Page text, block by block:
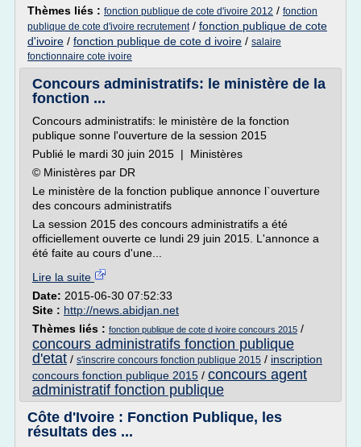
Thèmes liés : fonction publique de cote d'ivoire 2012 / fonction
publique de cote d'ivoire recrutement/ fonction publique de cote
d'ivoire / fonction publique de cote d ivoire / salaire
fonctionnaire cote ivoire
Concours administratifs: le ministère de la
fonction ...
Concours administratifs: le ministère de la fonction
publique sonne l'ouverture de la session 2015
Publié le mardi 30 juin 2015 | Ministères
© Ministères par DR
Le ministère de la fonction publique annonce l`ouverture
des concours administratifs
La session 2015 des concours administratifs a été
officiellement ouverte ce lundi 29 juin 2015. L'annonce a
été faite au cours d'une...
Lire la suite
Date: 2015-06-30 07:52:33
Site : http://news.abidjan.net
Thèmes liés : fonction publique de cote d ivoire concours 2015 /
concours administratifs fonction publique
d'etat / s'inscrire concours fonction publique 2015 / inscription
concours fonction publique 2015 / concours agent
administratif fonction publique
Côte d'Ivoire : Fonction Publique, les
résultats des ...